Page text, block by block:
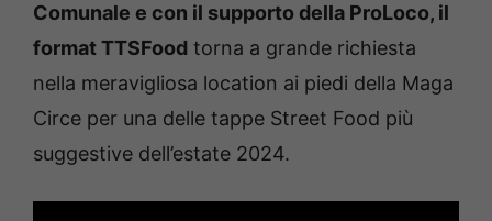
Comunale e con il supporto della ProLoco, il
format TTSFood torna a grande richiesta
nella meravigliosa location ai piedi della Maga
Circe per una delle tappe Street Food più
suggestive dell’estate 2024.